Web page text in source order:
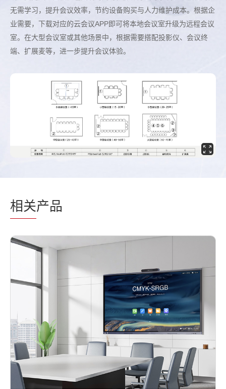
无需学习，提升会议效率，节约设备购买与人力维护成本。根据企
业需要，下载对应的云会议APP即可将本地会议室升级为远程会议
室。在大型会议室或其他场景中，根据需要搭配投影仪、会议终
端、扩展麦等，进一步提升会议体验。
相关产品